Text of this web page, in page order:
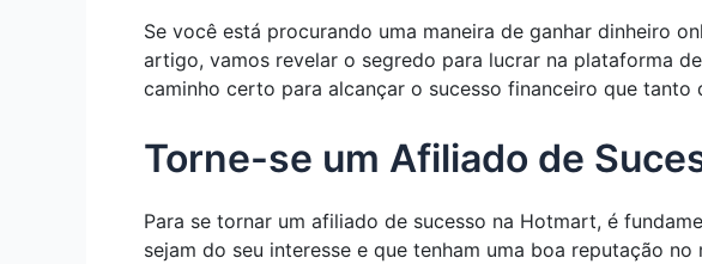
Se você está procurando uma maneira de ganhar dinheiro
artigo, vamos revelar o segredo para lucrar na plataforma
caminho certo para alcançar o sucesso financeiro que tanto
Torne-se um Afiliado de
Para se tornar um afiliado de sucesso na Hotmart, é
sejam do seu interesse e que tenham uma boa reputação